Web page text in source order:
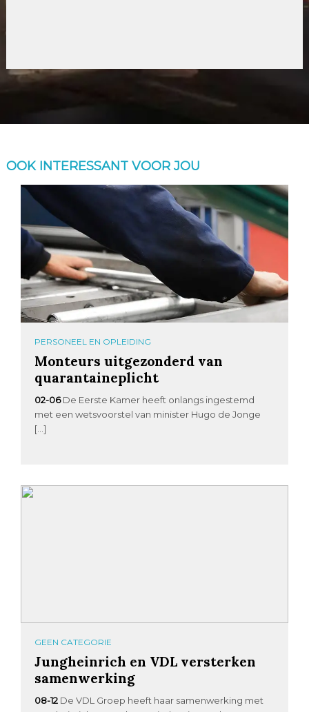
OOK INTERESSANT VOOR JOU
PERSONEEL EN OPLEIDING
Monteurs uitgezonderd van
quarantaineplicht
02-06 De Eerste Kamer heeft onlangs ingestemd
met een wetsvoorstel van minister Hugo de Jonge
[…]
GEEN CATEGORIE
Jungheinrich en VDL versterken
samenwerking
08-12 De VDL Groep heeft haar samenwerking met